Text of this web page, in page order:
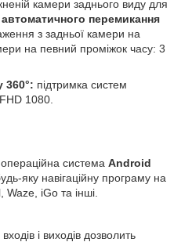
камери заднього виду для
автоматичного перемикання
з задньої камери на
на певний проміжок часу: 3
360°: підтримка систем
1080.
система Android
яку навігаційну програму на
iGo та інші.
і виходів дозволить